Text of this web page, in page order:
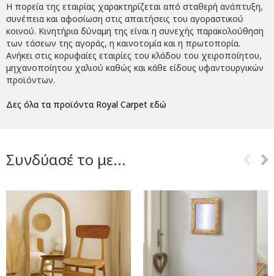
Η πορεία της εταιρίας χαρακτηρίζεται από σταθερή ανάπτυξη,
συνέπεια και αφοσίωση στις απαιτήσεις του αγοραστικού
κοινού. Κινητήρια δύναμη της είναι η συνεχής παρακολούθηση
των τάσεων της αγοράς, η καινοτομία και η πρωτοπορία.
Ανήκει στις κορυφαίες εταιρίες του κλάδου του χειροποίητου,
μηχανοποίητου χαλιού καθώς και κάθε είδους υφαντουργικών
προϊόντων.
Δες όλα τα προϊόντα Royal Carpet εδώ
Συνδύασέ το με...